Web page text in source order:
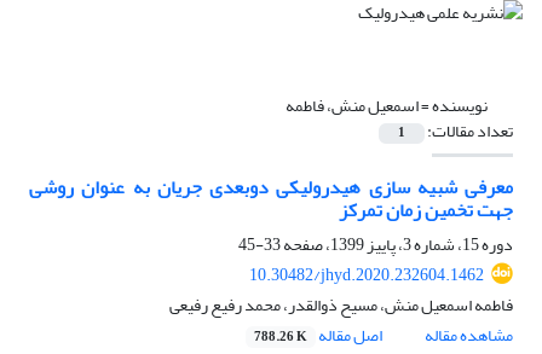
نویسنده =اسمعیل منش، فاطمه
تعداد مقالات: 1
معرفی شبیه سازی هیدرولیکی دوبعدی جریان به عنوان روشی
جهت تخمین زمان تمرکز
دوره 15، شماره 3، پاییز 1399، صفحه
33-45
10.30482/jhyd.2020.232604.1462
فاطمه اسمعیل منش، مسیح ذوالقدر، محمد رفیع رفیعی
مشاهده مقاله
اصل مقاله 788.26 K